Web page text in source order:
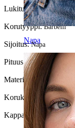
Napa
Lukitustyyppi:
Korutyyppi:Barbelli
Sijoitus:Napa
Pituus:10 mm
Materiaali: Titaani
Korukiven väri:
Kappalemäärä:1